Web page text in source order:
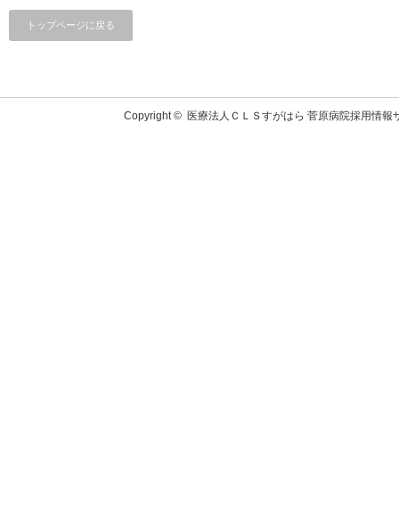
トップページに戻る
Copyright © 医療法人ＣＬＳすがはら 菅原病院採用情報